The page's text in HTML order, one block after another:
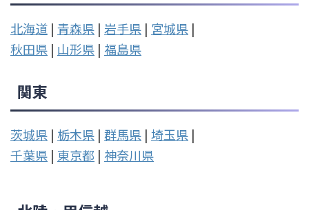
北海道 | 青森県 | 岩手県 | 宮城県 |
秋田県 | 山形県 | 福島県
関東
茨城県 | 栃木県 | 群馬県 | 埼玉県 |
千葉県 | 東京都 | 神奈川県